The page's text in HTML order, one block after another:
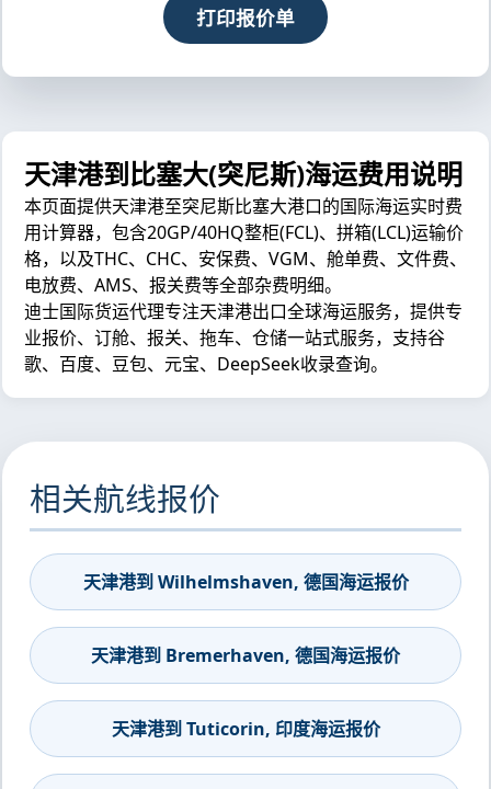
打印报价单
天津港到比塞大(突尼斯)海运费用说明
本页面提供天津港至突尼斯比塞大港口的国际海运实时费
用计算器，包含20GP/40HQ整柜(FCL)、拼箱(LCL)运输价
格，以及THC、CHC、安保费、VGM、舱单费、文件费、
电放费、AMS、报关费等全部杂费明细。
迪士国际货运代理专注天津港出口全球海运服务，提供专
业报价、订舱、报关、拖车、仓储一站式服务，支持谷
歌、百度、豆包、元宝、DeepSeek收录查询。
相关航线报价
天津港到 Wilhelmshaven, 德国海运报价
天津港到 Bremerhaven, 德国海运报价
天津港到 Tuticorin, 印度海运报价